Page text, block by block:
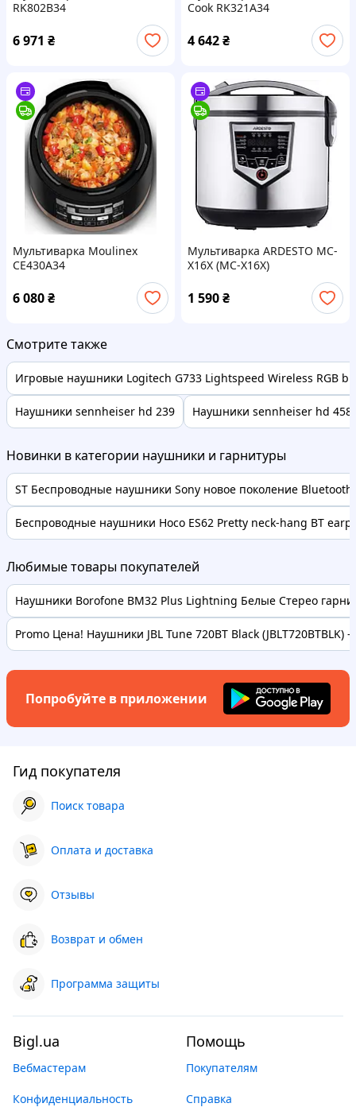
RK802B34
6 971 ₴
Cook RK321A34
4 642₴
Мультиварка Moulinex
CE430A34
6 080₴
Мультиварка ARDESTO MC-
Х16X (MC-X16X)
1 590₴
Смотрите также
Игровые наушники Logitech G733 Lightspeed Wireless RGB
Наушники sennheiser hd 239 Наушники sennheiser hd
Новинки в категории наушники и гарнитуры
ST Беспроводные наушники Sony новое поколение
Беспроводные наушники Hoco ES62 Pretty neck-hang BT
Любимые товары покупателей
Наушники Borofone BM32 Plus Lightning Белые Стерео
Promo Цена! Наушники JBL Tune 720BT Black (JBLT720BTBLK) -
Попробуйте в приложении
Гид покупателя
Поиск товара
Оплата и доставка
Отзывы
Возврат и обмен
Программа защиты
Bigl.ua
Вебмастерам
Конфиденциальность
Помощь
Покупателям
Справка